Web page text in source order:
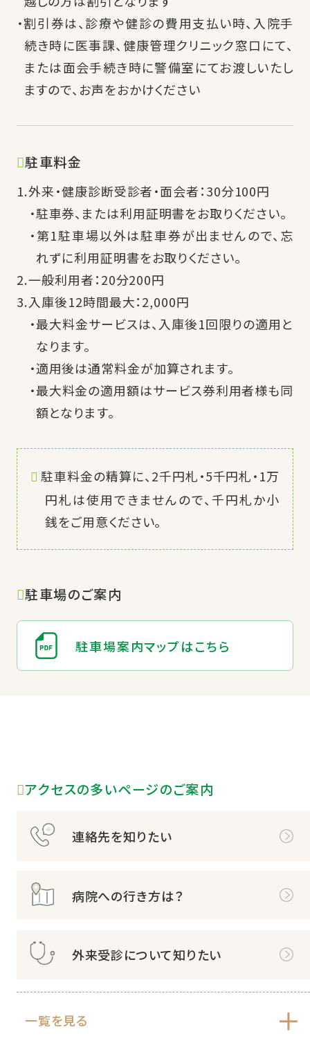
割引券は、診療や健診の費用支払い時、入院手
続き時に医事課、健康管理クリニック窓口にて、
または面会手続き時に警備室にてお渡しいたし
ますので、お声をおかけください
駐車料金
外来・健康診断受診者・面会者：30分100円
駐車券、または利用証明書をお取りください。
第1駐車場以外は駐車券が出ませんので、忘
れずに利用証明書をお取りください。
一般利用者：20分200円
入庫後12時間最大：2,000円
最大料金サービスは、入庫後1回限りの適用と
なります。
適用後は通常料金が加算されます。
最大料金の適用額はサービス券利用者様も同
額となります。
駐車料金の精算に、2千円札・5千円札・1万
円札は使用できませんので、千円札か小
銭をご用意ください。
駐車場のご案内
駐車場案内マップはこちら
アクセスの多いページのご案内
連絡先を知りたい
病院への行き方は？
外来受診について知りたい
一覧を見る